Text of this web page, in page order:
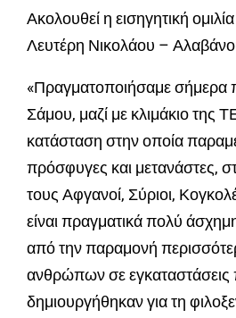
Ακολουθεί η εισηγητική
Λευτέρη Νικολάου –
«Πραγματοποιήσαμε σήμερα
Σάμου, μαζί με κλιμάκιο
κατάσταση στην οποία
πρόσφυγες και μετανάστες,
τους Αφγανοί, Σύριοι,
είναι πραγματικά πολύ
από την παραμονή
ανθρώπων σε εγκαταστάσεις
δημιουργήθηκαν για τη